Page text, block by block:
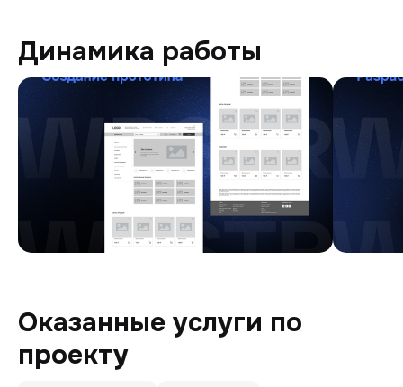
Динамика работы
Оказанные услуги по
проекту